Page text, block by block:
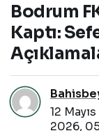
Bodrum
Kaptı:
12
2026,